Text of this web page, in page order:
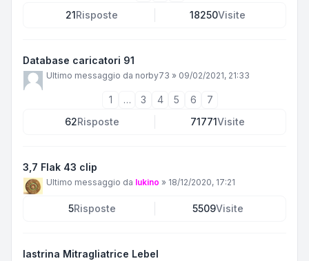
21Risposte 18250Visite
Database caricatori 91
Ultimo messaggio da norby73 » 09/02/2021, 21:33
1 … 3 4 5 6
7
62Risposte 71771Visite
3,7 Flak 43 clip
Ultimo messaggio da lukino » 18/12/2020, 17:21
5Risposte 5509Visite
lastrina Mitragliatrice Lebel